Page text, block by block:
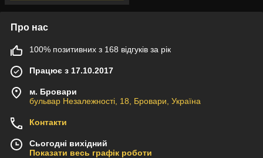
Про нас
100% позитивних з 168 відгуків за рік
Працює з 17.10.2017
м. Бровари
бульвар Незалежності, 18, Бровари, Україна
Контакти
Сьогодні вихідний
Показати весь графік роботи